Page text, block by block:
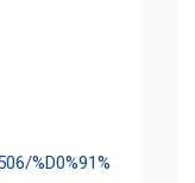
%D0%91%